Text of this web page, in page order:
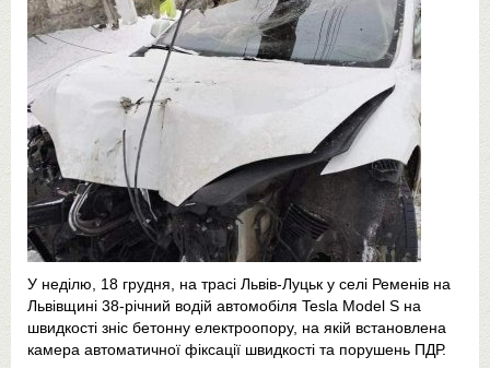
У неділю, 18 грудня, на трасі Львів-Луцьк у селі Ременів на
Львівщині 38-річний водій автомобіля Tesla Model S на
швидкості зніс бетонну електроопору, на якій встановлена
камера автоматичної фіксації швидкості та порушень ПДР.